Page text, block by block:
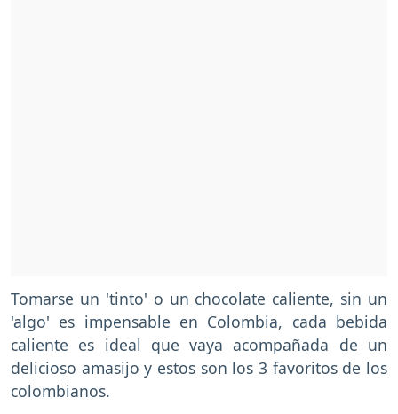
Tomarse un 'tinto' o un chocolate caliente, sin un
'algo' es impensable en Colombia, cada bebida
caliente es ideal que vaya acompañada de un
delicioso amasijo y estos son los 3 favoritos de los
colombianos.